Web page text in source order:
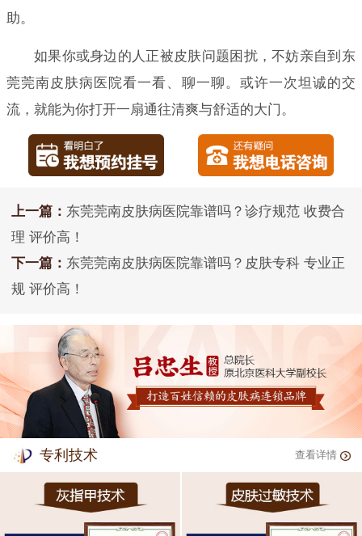
助。
如果你或身边的人正被皮肤问题困扰，不妨亲自到东
莞莞南皮肤病医院看一看、聊一聊。或许一次坦诚的交
流，就能为你打开一扇通往清爽与舒适的大门。
上一篇： 东莞莞南皮肤病医院靠谱吗？诊疗规范 收费合
理 评价高！
下一篇： 东莞莞南皮肤病医院靠谱吗？皮肤专科 专业正
规 评价高！
专利技术 查看详情